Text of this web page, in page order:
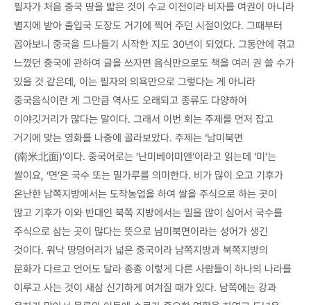
필자가 처음 중국 땅을 밟은 것이 수교 이전이라 비자를 여권이 아니라
별지에 받아 출입국 도장도 거기에 찍어 주던 시절이었다. 그때부터
꼽아보니 중국을 드나들기 시작한 지도 30년이 되었다. 그동안에 겪고
느꼈던 중국에 관하여 글을 쓰자면 음식만으로도 책을 여러 권 쓸 수가
있을 것 같은데, 이는 필자의 의욕만으로 그렇다는 게 아니라
중국음식이란 게 그만큼 역사도 오래되고 종류도 다양하여
이야깃거리가 많다는 말이다. 그래서 이번 회는 주제를 먼저 잡고
거기에 맞는 영화를 나중에 골라보았다. 주제는 ‘남미북면
(南米北面)’이다. 중국어로는 ‘난미베이미앤’이라고 읽는데 ‘미’는
쌀이요, ‘면’은 국수 또는 밀가루를 의미한다. 비가 많이 오고 기후가
온난한 남쪽지방에서는 도작농업을 하여 쌀을 주식으로 하는 곳이
많고 기후가 이와 반대인 북쪽 지방에서는 밀을 많이 심어서 국수를
주식으로 삼는 곳이 많다는 뜻으로 남미북면이라는 성어가 생긴
것이다. 워낙 땅덩어리가 넓은 중국이라 남쪽지방과 북쪽지방의
문화가 다르고 언어도 달라 종종 이렇게 다른 사람들이 하나의 나라를
이루고 사는 것이 새삼 신기하게 여겨질 때가 있다. 남쪽에는 강과